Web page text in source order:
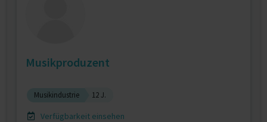
Musikproduzent
Musikindustrie 12 J.
Verfügbarkeit einsehen